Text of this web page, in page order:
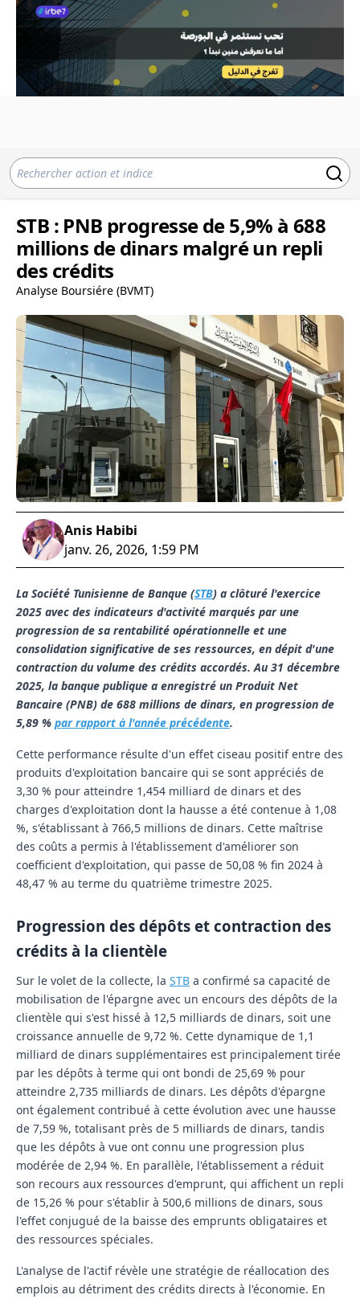
STB : PNB progresse de 5,9% à 688
millions de dinars malgré un repli
des crédits
Analyse Boursiére (BVMT)
Anis Habibi
janv. 26, 2026, 1:59 PM
La Société Tunisienne de Banque (STB) a clôturé l'exercice
2025 avec des indicateurs d'activité marqués par une
progression de sa rentabilité opérationnelle et une
consolidation significative de ses ressources, en dépit d'une
contraction du volume des crédits accordés. Au 31 décembre
2025, la banque publique a enregistré un Produit Net
Bancaire (PNB) de 688 millions de dinars, en progression de
5,89 % par rapport à l'année précédente.
Cette performance résulte d'un effet ciseau positif entre des
produits d'exploitation bancaire qui se sont appréciés de
3,30 % pour atteindre 1,454 milliard de dinars et des
charges d'exploitation dont la hausse a été contenue à 1,08
%, s'établissant à 766,5 millions de dinars. Cette maîtrise
des coûts a permis à l'établissement d'améliorer son
coefficient d'exploitation, qui passe de 50,08 % fin 2024 à
48,47 % au terme du quatrième trimestre 2025.
Progression des dépôts et contraction des
crédits à la clientèle
Sur le volet de la collecte, la STB a confirmé sa capacité de
mobilisation de l'épargne avec un encours des dépôts de la
clientèle qui s'est hissé à 12,5 milliards de dinars, soit une
croissance annuelle de 9,72 %. Cette dynamique de 1,1
milliard de dinars supplémentaires est principalement tirée
par les dépôts à terme qui ont bondi de 25,69 % pour
atteindre 2,735 milliards de dinars. Les dépôts d'épargne
ont également contribué à cette évolution avec une hausse
de 7,59 %, totalisant près de 5 milliards de dinars, tandis
que les dépôts à vue ont connu une progression plus
modérée de 2,94 %. En parallèle, l'établissement a réduit
son recours aux ressources d'emprunt, qui affichent un repli
de 15,26 % pour s'établir à 500,6 millions de dinars, sous
l'effet conjugué de la baisse des emprunts obligataires et
des ressources spéciales.
L'analyse de l'actif révèle une stratégie de réallocation des
emplois au détriment des crédits directs à l'économie. En